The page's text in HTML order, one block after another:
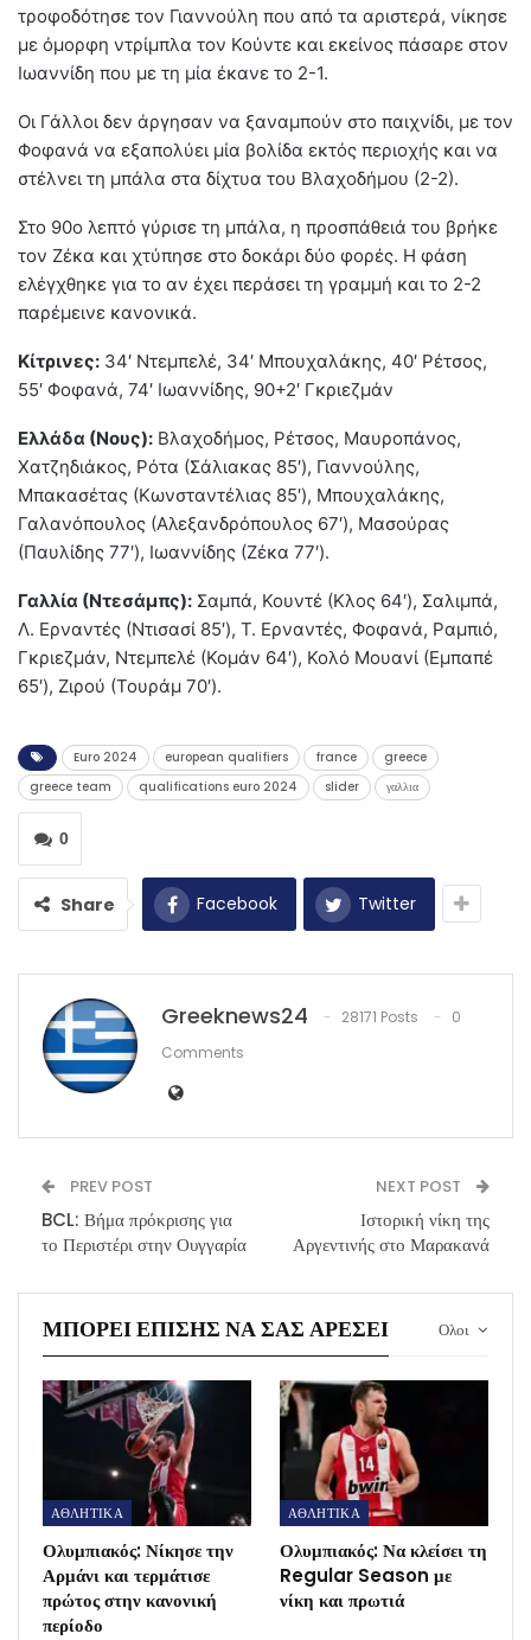
τροφοδότησε τον Γιαννούλη που από τα αριστερά, νίκησε
με όμορφη ντρίμπλα τον Κούντε και εκείνος πάσαρε στον
Ιωαννίδη που με τη μία έκανε το 2-1.
Οι Γάλλοι δεν άργησαν να ξαναμπούν στο παιχνίδι, με τον
Φοφανά να εξαπολύει μία βολίδα εκτός περιοχής και να
στέλνει τη μπάλα στα δίχτυα του Βλαχοδήμου (2-2).
Στο 90ο λεπτό γύρισε τη μπάλα, η προσπάθειά του βρήκε
τον Ζέκα και χτύπησε στο δοκάρι δύο φορές. Η φάση
ελέγχθηκε για το αν έχει περάσει τη γραμμή και το 2-2
παρέμεινε κανονικά.
Κίτρινες: 34′ Ντεμπελέ, 34′ Μπουχαλάκης, 40′ Ρέτσος,
55′ Φοφανά, 74′ Ιωαννίδης, 90+2′ Γκριεζμάν
Ελλάδα (Νους): Βλαχοδήμος, Ρέτσος, Μαυροπάνος,
Χατζηδιάκος, Ρότα (Σάλιακας 85′), Γιαννούλης,
Μπακασέτας (Κωνσταντέλιας 85′), Μπουχαλάκης,
Γαλανόπουλος (Αλεξανδρόπουλος 67′), Μασούρας
(Παυλίδης 77′), Ιωαννίδης (Ζέκα 77′).
Γαλλία (Ντεσάμπς): Σαμπά, Κουντέ (Κλος 64′), Σαλιμπά,
Λ. Ερναντές (Ντισασί 85′), Τ. Ερναντές, Φοφανά, Ραμπιό,
Γκριεζμάν, Ντεμπελέ (Κομάν 64′), Κολό Μουανί (Εμπαπέ
65′), Ζιρού (Τουράμ 70′).
Euro 2024 european qualifiers france
greece
greece team
qualifications euro 2024 slider γαλλια
0
Share Facebook Twitter
Greeknews24 28171 Posts
0
Comments
PREV POST
BCL: Βήμα πρόκρισης για
το Περιστέρι στην Ουγγαρία
NEXT POST
Ιστορική νίκη της
Αργεντινής στο Μαρακανά
Ολοι
ΜΠΟΡΕΊ ΕΠΊΣΗΣ ΝΑ ΣΑΣ ΑΡΈΣΕΙ
ΑΘΛΗΤΙΚΑ
Ολυμπιακός: Νίκησε την
Αρμάνι και τερμάτισε
πρώτος στην κανονική
περίοδο
ΑΘΛΗΤΙΚΑ
Ολυμπιακός: Να κλείσει τη
Regular Season με
νίκη και πρωτιά